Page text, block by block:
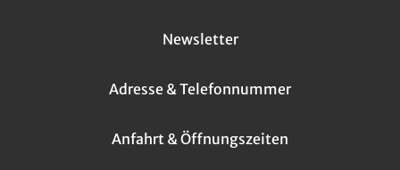
Newsletter
Adresse & Telefonnummer
Anfahrt & Öffnungszeiten